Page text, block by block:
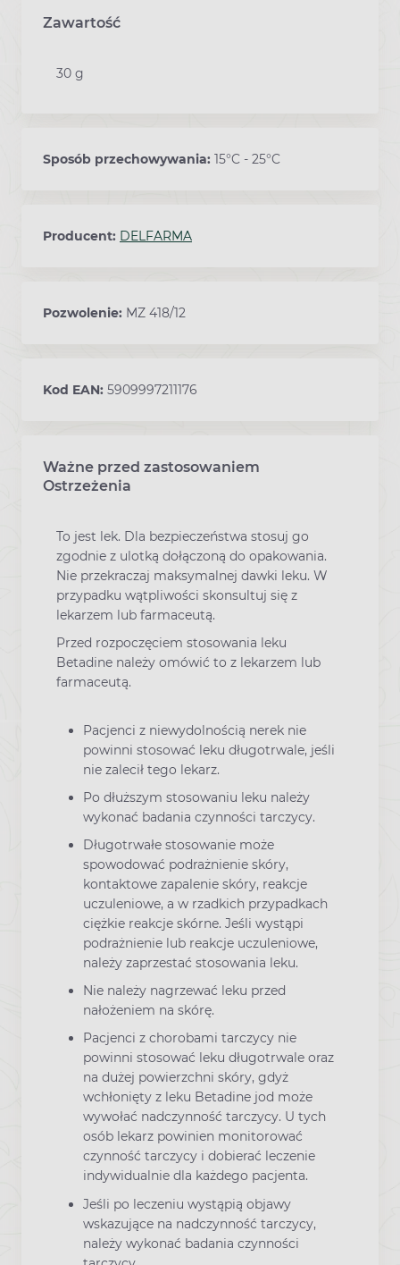
Zawartość
30 g
Sposób przechowywania: 15°C - 25°C
Producent: DELFARMA
Pozwolenie: MZ 418/12
Kod EAN: 5909997211176
Ważne przed zastosowaniem
Ostrzeżenia
To jest lek. Dla bezpieczeństwa stosuj go
zgodnie z ulotką dołączoną do opakowania.
Nie przekraczaj maksymalnej dawki leku. W
przypadku wątpliwości skonsultuj się z
lekarzem lub farmaceutą.
Przed rozpoczęciem stosowania leku
Betadine należy omówić to z lekarzem lub
farmaceutą.
Pacjenci z niewydolnością nerek nie
powinni stosować leku długotrwale, jeśli
nie zalecił tego lekarz.
Po dłuższym stosowaniu leku należy
wykonać badania czynności tarczycy.
Długotrwałe stosowanie może
spowodować podrażnienie skóry,
kontaktowe zapalenie skóry, reakcje
uczuleniowe, a w rzadkich przypadkach
ciężkie reakcje skórne. Jeśli wystąpi
podrażnienie lub reakcje uczuleniowe,
należy zaprzestać stosowania leku.
Nie należy nagrzewać leku przed
nałożeniem na skórę.
Pacjenci z chorobami tarczycy nie
powinni stosować leku długotrwale oraz
na dużej powierzchni skóry, gdyż
wchłonięty z leku Betadine jod może
wywołać nadczynność tarczycy. U tych
osób lekarz powinien monitorować
czynność tarczycy i dobierać leczenie
indywidualnie dla każdego pacjenta.
Jeśli po leczeniu wystąpią objawy
wskazujące na nadczynność tarczycy,
należy wykonać badania czynności